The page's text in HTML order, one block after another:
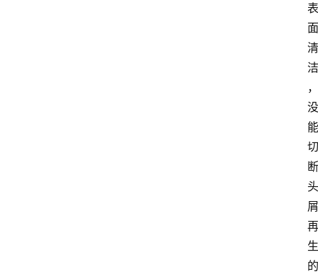
表
面
清
洁
，
没
能
切
断
头
屑
再
生
的